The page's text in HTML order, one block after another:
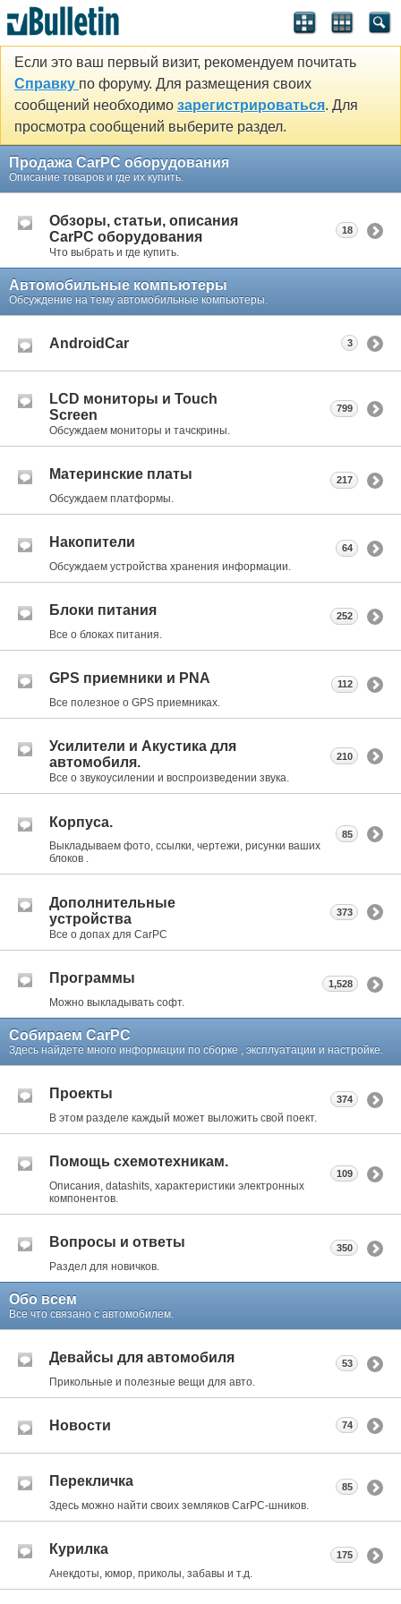
Если это ваш первый визит, рекомендуем почитать
Справку по форуму. Для размещения своих
сообщений необходимо зарегистрироваться. Для
просмотра сообщений выберите раздел.
Продажа CarPC оборудования
Описание товаров и где их купить.
Обзоры, статьи, описания
CarPC оборудования
Что выбрать и где купить.
18
Автомобильные компьютеры
Обсуждение на тему автомобильные компьютеры.
AndroidCar 3
LCD мониторы и Touch
Screen
Обсуждаем мониторы и тачскрины.
799
Материнские платы
Обсуждаем платформы.
217
Накопители
Обсуждаем устройства хранения информации.
64
Блоки питания
Все о блоках питания.
252
GPS приемники и PNA
Все полезное о GPS приемниках.
112
Усилители и Акустика для
автомобиля.
Все о звукоусилении и воспроизведении звука.
210
Корпуса.
Выкладываем фото, ссылки, чертежи, рисунки ваших
блоков .
85
Дополнительные
устройства
Все о допах для CarPC
373
Программы
Можно выкладывать софт.
1,528
Собираем CarPC
Здесь найдете много информации по сборке , эксплуатации и настройке.
Проекты
В этом разделе каждый может выложить свой поект.
374
Помощь схемотехникам.
Описания, datashits, характеристики электронных
компонентов.
109
Вопросы и ответы
Раздел для новичков.
350
Обо всем
Все что связано с автомобилем.
Девайсы для автомобиля
Прикольные и полезные вещи для авто.
53
Новости 74
Перекличка
Здесь можно найти своих земляков CarPC-шников.
85
Курилка
Анекдоты, юмор, приколы, забавы и т.д.
175